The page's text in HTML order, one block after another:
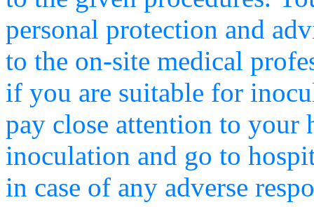
personal protection and
to the on-site medical
if you are suitable for
pay close attention to your
inoculation and go to
in case of any adverse